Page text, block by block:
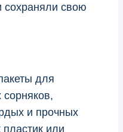
сохраняли свою
для
сорняков,
и прочных
пластик или